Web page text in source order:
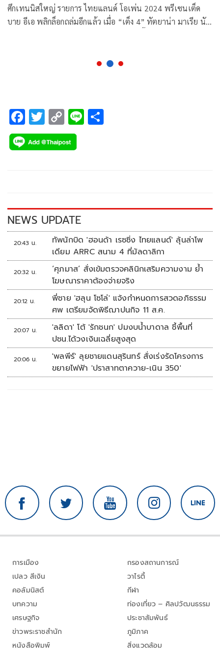
ศึกเทนนิสใหญ่ รายการ ไทยแลนด์ โอเพ่น 2024 พรีเซนเต็ด
บาย อีเอ พลิกล็อกถล่มอีกแล้ว เมื่อ “เต็ง 4” ทัตยาน่า มาเรีย นัก
F
ac
e
k
T
wi
tt
C
o
p
k
Li
NEWS UPDATE
20:43 น.
ทัพนักบิด 'ฮอนด้า เรซซิ่ง ไทยแลนด์' ลุ้นล่าโพ
เดียม ARRC สนาม 4 ที่มัลดาลิกา
20:32 น.
‘ศุภมาส’ สั่งเข้มตรวจคลินิกเสริมความงาม ย้ำ
โฆษณาราคาต้องจ่ายจริง
20:12 น.
พี่ชาย 'ฮลุน โซโล่' แจ้งกำหนดการสวดอภิธรรม
ศพ เตรียมจัดพิธีฌาปนกิจ 11 ส.ค.
20:07 น.
'ลลิดา' โต้ 'รักชนก' ปมงบน้ำบาดาล ชี้พื้นที่
ปชน.ได้วงเงินเฉลี่ยสูงสุด
20:06 น.
'พลพีร์' ลุยชายแดนสุรินทร์ สั่งเร่งรัดโครงการ
ขยายไฟฟ้า 'ปราสาทตาควาย-เนิน 350'
การเมือง
เปลว สีเงิน
คอลัมนิสต์
บทความ
เศรษฐกิจ
ข่าวพระราชสำนัก
หนังสือพิมพ์
กรองสถานการณ์
วาไรตี้
กีฬา
ท่องเที่ยว – ศิลปวัฒนธรรม
ประชาสัมพันธ์
ภูมิภาค
สิ่งแวดล้อม